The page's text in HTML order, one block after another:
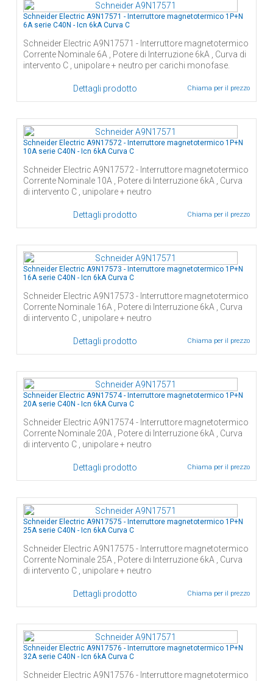
Schneider Electric A9N17571 - Interruttore magnetotermico 1P+N
6A serie C40N - Icn 6kA Curva C
Schneider Electric A9N17571 - Interruttore magnetotermico
Corrente Nominale 6A , Potere di Interruzione 6kA , Curva di
intervento C , unipolare + neutro per carichi monofase.
Chiama per il prezzo
Dettagli prodotto
Schneider Electric A9N17572 - Interruttore magnetotermico 1P+N
10A serie C40N - Icn 6kA Curva C
Schneider Electric A9N17572 - Interruttore magnetotermico
Corrente Nominale 10A , Potere di Interruzione 6kA , Curva
di intervento C , unipolare + neutro
Chiama per il prezzo
Dettagli prodotto
Schneider Electric A9N17573 - Interruttore magnetotermico 1P+N
16A serie C40N - Icn 6kA Curva C
Schneider Electric A9N17573 - Interruttore magnetotermico
Corrente Nominale 16A , Potere di Interruzione 6kA , Curva
di intervento C , unipolare + neutro
Chiama per il prezzo
Dettagli prodotto
Schneider Electric A9N17574 - Interruttore magnetotermico 1P+N
20A serie C40N - Icn 6kA Curva C
Schneider Electric A9N17574 - Interruttore magnetotermico
Corrente Nominale 20A , Potere di Interruzione 6kA , Curva
di intervento C , unipolare + neutro
Chiama per il prezzo
Dettagli prodotto
Schneider Electric A9N17575 - Interruttore magnetotermico 1P+N
25A serie C40N - Icn 6kA Curva C
Schneider Electric A9N17575 - Interruttore magnetotermico
Corrente Nominale 25A , Potere di Interruzione 6kA , Curva
di intervento C , unipolare + neutro
Chiama per il prezzo
Dettagli prodotto
Schneider Electric A9N17576 - Interruttore magnetotermico 1P+N
32A serie C40N - Icn 6kA Curva C
Schneider Electric A9N17576 - Interruttore magnetotermico